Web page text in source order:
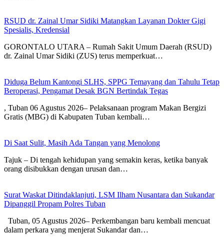
RSUD dr. Zainal Umar Sidiki Matangkan Layanan Dokter Gigi
Spesialis, Kredensial
GORONTALO UTARA – Rumah Sakit Umum Daerah (RSUD)
dr. Zainal Umar Sidiki (ZUS) terus memperkuat…
Diduga Belum Kantongi SLHS, SPPG Temayang dan Tahulu Tetap
Beroperasi, Pengamat Desak BGN Bertindak Tegas
, Tuban 06 Agustus 2026– Pelaksanaan program Makan Bergizi
Gratis (MBG) di Kabupaten Tuban kembali…
Di Saat Sulit, Masih Ada Tangan yang Menolong
Tajuk – Di tengah kehidupan yang semakin keras, ketika banyak
orang disibukkan dengan urusan dan…
Surat Waskat Ditindaklanjuti, LSM Ilham Nusantara dan Sukandar
Dipanggil Propam Polres Tuban
Tuban, 05 Agustus 2026– Perkembangan baru kembali mencuat
dalam perkara yang menjerat Sukandar dan…